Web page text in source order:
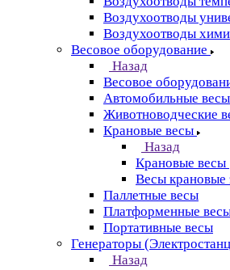
Воздухоотводы
Воздухоотводы
Весовое оборудование
Назад
Весовое
Автомобильные весы
Животноводческие
Крановые весы
Назад
Крановые весы
Весы крановые
Паллетные весы
Платформенные
Портативные весы
Генераторы
Назад